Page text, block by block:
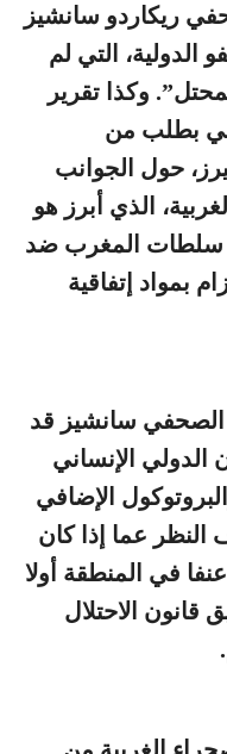
ريكاردو سانشيز
الدولية، التي لم
وكذا تقرير
بطلب من
بيرز، حول الجوانب
الذي أبرز هو
سلطات المغرب ضد
بمواد إتفاقية
الصحفي سانشيز قد
الدولي الإنساني
جنيف الرابعة 1949 والبروتوكول الإضافي
بصرف النظر عما إذا كان
في المنطقة أولا
قانون الاحتلال